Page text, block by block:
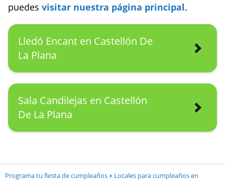
puedes visitar nuestra página principal.
Lledó Encant en Castellón De
La Plana
Sala Candilejas en Castellón
De La Plana
Programa tu fiesta de cumpleaños
Locales para cumpleaños en